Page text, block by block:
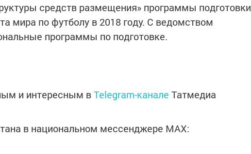
средств размещения» программы подготовки
мира по футболу в 2018 году. С ведомством
программы по подготовке.
и интересным вTelegram-канале Татмедиа
в национальном мессенджере MАХ: